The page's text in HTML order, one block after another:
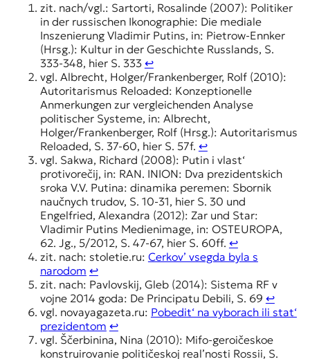
zit. nach/vgl.: Sartorti, Rosalinde (2007): Politiker
in der russischen Ikonographie: Die mediale
Inszenierung Vladimir Putins, in: Pietrow-Ennker
(Hrsg.): Kultur in der Geschichte Russlands, S.
333-348, hier S. 333 ↩︎
vgl. Albrecht, Holger/Frankenberger, Rolf (2010):
Autoritarismus Reloaded: Konzeptionelle
Anmerkungen zur vergleichenden Analyse
politischer Systeme, in: Albrecht,
Holger/Frankenberger, Rolf (Hrsg.): Autoritarismus
Reloaded, S. 37-60, hier S. 57f. ↩︎
vgl. Sakwa, Richard (2008): Putin i vlast‘
protivorečij, in: RAN. INION: Dva prezidentskich
sroka V.V. Putina: dinamika peremen: Sbornik
naučnych trudov, S. 10-31, hier S. 30 und
Engelfried, Alexandra (2012): Zar und Star:
Vladimir Putins Medienimage, in: OSTEUROPA,
62. Jg., 5/2012, S. 47-67, hier S. 60ff. ↩︎
zit. nach: stoletie.ru: Cerkov’ vsegda byla s
narodom ↩︎
zit. nach: Pavlovskij, Gleb (2014): Sistema RF v
vojne 2014 goda: De Principatu Debili, S. 69 ↩︎
vgl. novayagazeta.ru: Pobedit‘ na vyborach ili stat‘
prezidentom ↩︎
vgl. Ščerbinina, Nina (2010): Mifo-geroičeskoe
konstruirovanie političeskoj real’nosti Rossii, S.